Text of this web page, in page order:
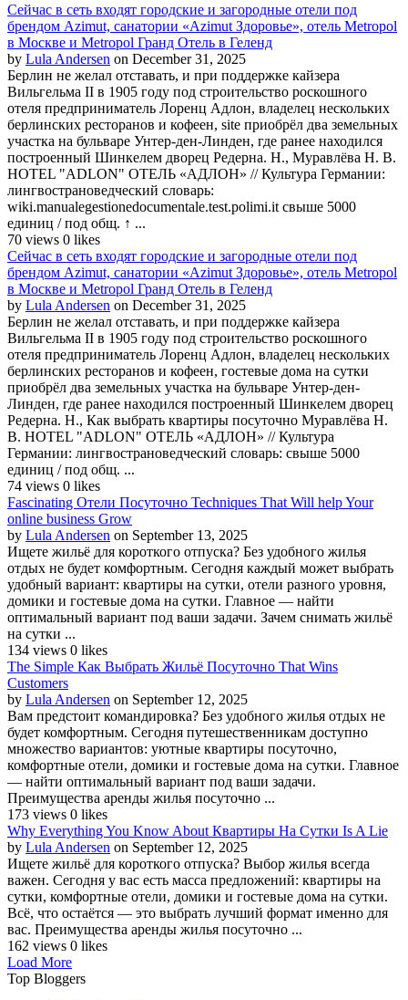
Сейчас в сеть входят городские и загородные отели под
брендом Azimut, санатории «Azimut Здоровье», отель Metropol
в Москве и Metropol Гранд Отель в Геленд
by Lula Andersen on December 31, 2025
Берлин не желал отставать, и при поддержке кайзера
Вильгельма II в 1905 году под строительство роскошного
отеля предприниматель Лоренц Адлон, владелец нескольких
берлинских ресторанов и кофеен, site приобрёл два земельных
участка на бульваре Унтер-ден-Линден, где ранее находился
построенный Шинкелем дворец Редерна. Н., Муравлёва Н. В.
HOTEL "ADLON" ОТЕЛЬ «АДЛОН» // Культура Германии:
лингвострановедческий словарь:
wiki.manualegestionedocumentale.test.polimi.it свыше 5000
единиц / под общ. ↑ ...
70 views 0 likes
Сейчас в сеть входят городские и загородные отели под
брендом Azimut, санатории «Azimut Здоровье», отель Metropol
в Москве и Metropol Гранд Отель в Геленд
by Lula Andersen on December 31, 2025
Берлин не желал отставать, и при поддержке кайзера
Вильгельма II в 1905 году под строительство роскошного
отеля предприниматель Лоренц Адлон, владелец нескольких
берлинских ресторанов и кофеен, гостевые дома на сутки
приобрёл два земельных участка на бульваре Унтер-ден-
Линден, где ранее находился построенный Шинкелем дворец
Редерна. Н., Как выбрать квартиры посуточно Муравлёва Н.
В. HOTEL "ADLON" ОТЕЛЬ «АДЛОН» // Культура
Германии: лингвострановедческий словарь: свыше 5000
единиц / под общ. ...
74 views 0 likes
Fascinating Отели Посуточно Techniques That Will help Your
online business Grow
by Lula Andersen on September 13, 2025
Ищете жильё для короткого отпуска? Без удобного жилья
отдых не будет комфортным. Сегодня каждый может выбрать
удобный вариант: квартиры на сутки, отели разного уровня,
домики и гостевые дома на сутки. Главное — найти
оптимальный вариант под ваши задачи. Зачем снимать жильё
на сутки ...
134 views 0 likes
The Simple Как Выбрать Жильё Посуточно That Wins
Customers
by Lula Andersen on September 12, 2025
Вам предстоит командировка? Без удобного жилья отдых не
будет комфортным. Сегодня путешественникам доступно
множество вариантов: уютные квартиры посуточно,
комфортные отели, домики и гостевые дома на сутки. Главное
— найти оптимальный вариант под ваши задачи.
Преимущества аренды жилья посуточно ...
173 views 0 likes
Why Everything You Know About Квартиры На Сутки Is A Lie
by Lula Andersen on September 12, 2025
Ищете жильё для короткого отпуска? Выбор жилья всегда
важен. Сегодня у вас есть масса предложений: квартиры на
сутки, комфортные отели, домики и гостевые дома на сутки.
Всё, что остаётся — это выбрать лучший формат именно для
вас. Преимущества аренды жилья посуточно ...
162 views 0 likes
Load More
Top Bloggers